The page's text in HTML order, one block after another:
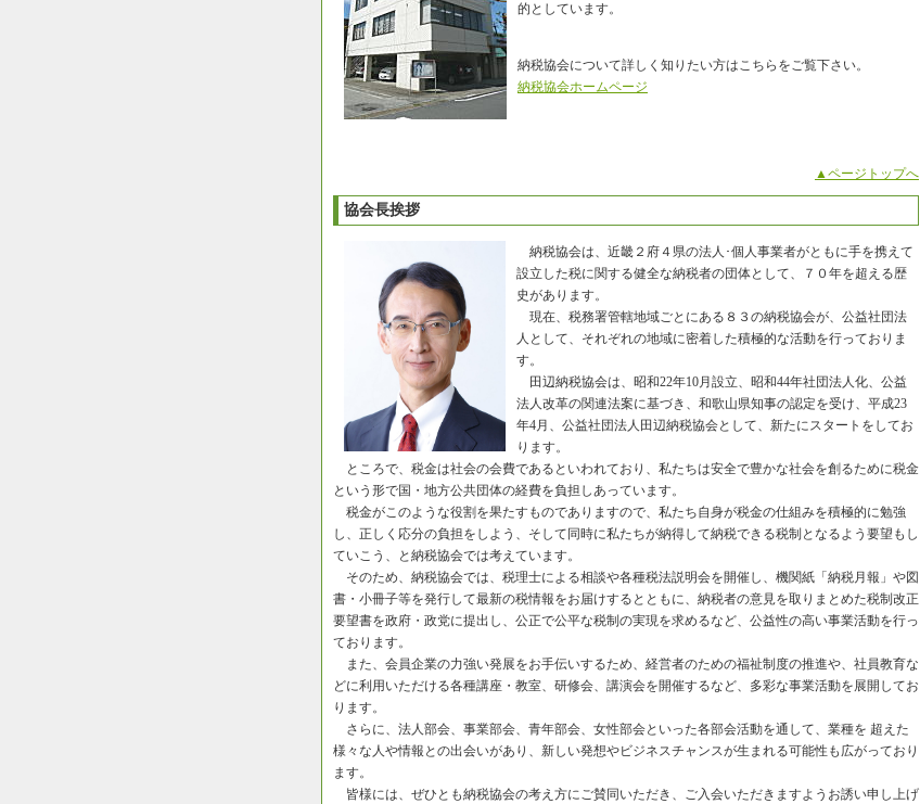
的としています。
納税協会について詳しく知りたい方はこちらをご覧下さい。
納税協会ホームページ
▲ページトップへ
協会長挨拶
納税協会は、近畿２府４県の法人･個人事業者がともに手を携えて
設立した税に関する健全な納税者の団体として、７０年を超える歴
史があります。
現在、税務署管轄地域ごとにある８３の納税協会が、公益社団法
人として、それぞれの地域に密着した積極的な活動を行っておりま
す。
田辺納税協会は、昭和22年10月設立、昭和44年社団法人化、公益
法人改革の関連法案に基づき、和歌山県知事の認定を受け、平成23
年4月、公益社団法人田辺納税協会として、新たにスタートをしてお
ります。
ところで、税金は社会の会費であるといわれており、私たちは安全で豊かな社会を創るために税金
という形で国・地方公共団体の経費を負担しあっています。
税金がこのような役割を果たすものでありますので、私たち自身が税金の仕組みを積極的に勉強
し、正しく応分の負担をしよう、そして同時に私たちが納得して納税できる税制となるよう要望もし
ていこう、と納税協会では考えています。
そのため、納税協会では、税理士による相談や各種税法説明会を開催し、機関紙「納税月報」や図
書・小冊子等を発行して最新の税情報をお届けするとともに、納税者の意見を取りまとめた税制改正
要望書を政府・政党に提出し、公正で公平な税制の実現を求めるなど、公益性の高い事業活動を行っ
ております。
また、会員企業の力強い発展をお手伝いするため、経営者のための福祉制度の推進や、社員教育な
どに利用いただける各種講座・教室、研修会、講演会を開催するなど、多彩な事業活動を展開してお
ります。
さらに、法人部会、事業部会、青年部会、女性部会といった各部会活動を通して、業種を 超えた
様々な人や情報との出会いがあり、新しい発想やビジネスチャンスが生まれる可能性も広がっており
ます。
皆様には、ぜひとも納税協会の考え方にご賛同いただき、ご入会いただきますようお誘い申し上げ